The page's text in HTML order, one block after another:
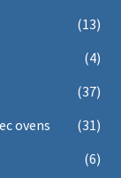
(13)
(4)
(37)
ovens
(31)
(6)